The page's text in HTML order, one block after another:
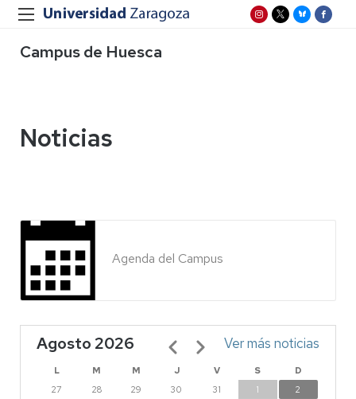
Campus de Huesca
Noticias
Agenda del Campus
Agosto 2026
L M M J V S
D
27
28 29 30 31 1
2
Paginación Ver más noticias